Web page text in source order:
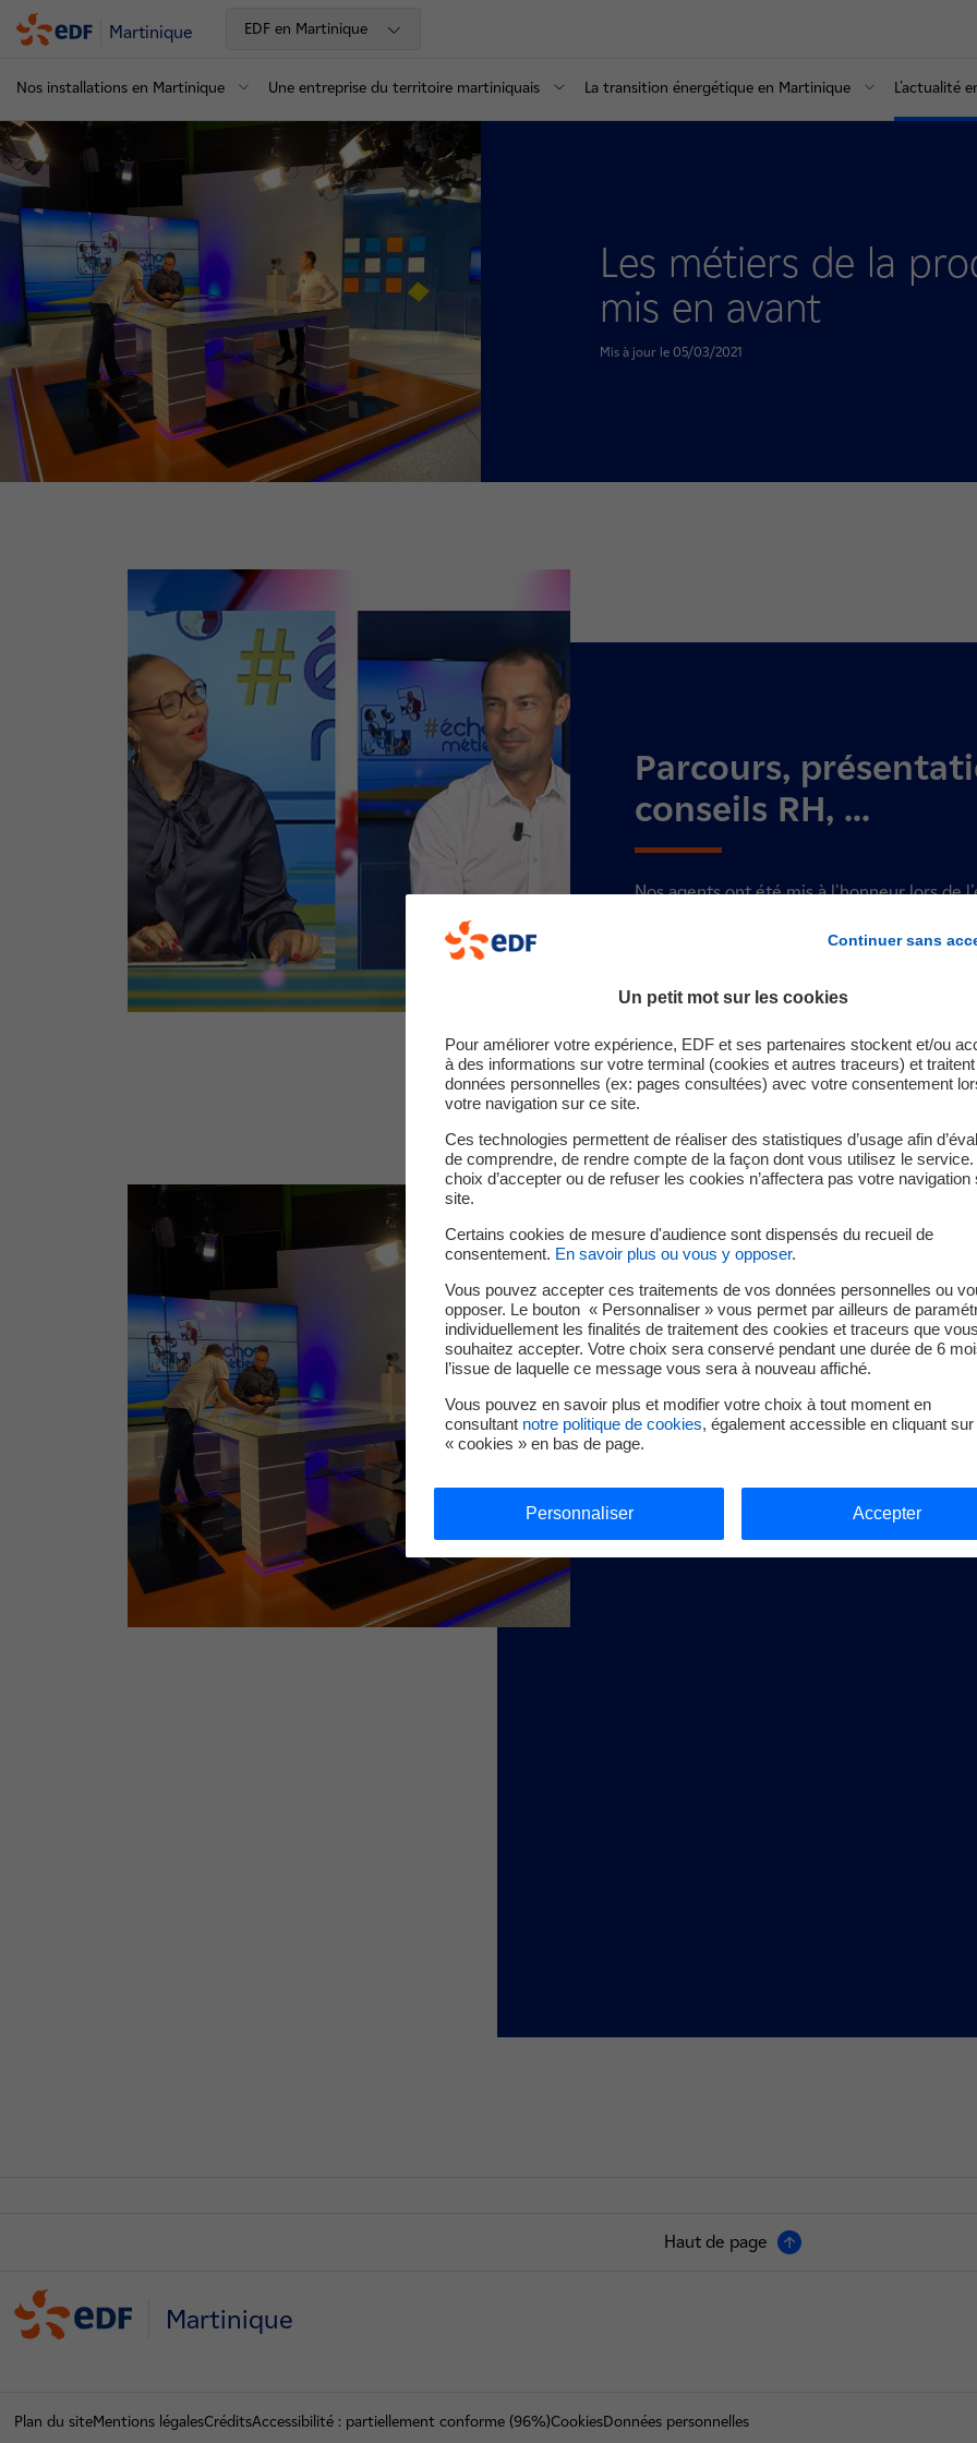
Martinique EDF en Martinique
Nos installations en Martinique Une entreprise du territoire martiniquais La transition énergétique en Martinique L'actualité
Les métiers de la
mis en avant
Mis à jour le 05/03/2021
Parcours,
conseils RH, ...
Nos agents ont été mis à l'honneur lors de
télévision ViàATV consacrée aux métiers
En plateau, Olivier Flambard, directeur
Retrouvez nos offres d'emploi sur le site :
#Echos Métiers sur
télévision ViàATV
de la productions
Haut de page
Martinique
Plan du siteMentions légalesCréditsAccessibilité : partiellement conforme (96%)CookiesDonnées personnelles
Continuer sans
Un petit mot sur les cookies
Pour améliorer votre expérience, EDF et ses partenaires stockent et/ou
à des informations sur votre terminal (cookies et autres traceurs) et
données personnelles (ex: pages consultées) avec votre consentement
votre navigation sur ce site.
Ces technologies permettent de réaliser des statistiques d’usage afin
de comprendre, de rendre compte de la façon dont vous utilisez le service.
choix d’accepter ou de refuser les cookies n’affectera pas votre navigation
site.
Certains cookies de mesure d'audience sont dispensés du recueil de
consentement. En savoir plus ou vous y opposer.
Vous pouvez accepter ces traitements de vos données personnelles ou
opposer. Le bouton « Personnaliser » vous permet par ailleurs de
individuellement les finalités de traitement des cookies et traceurs que vous
souhaitez accepter. Votre choix sera conservé pendant une durée de 6
l’issue de laquelle ce message vous sera à nouveau affiché.
Vous pouvez en savoir plus et modifier votre choix à tout moment en
consultant notre politique de cookies, également accessible en cliquant sur
« cookies » en bas de page.
Personnaliser Accepter